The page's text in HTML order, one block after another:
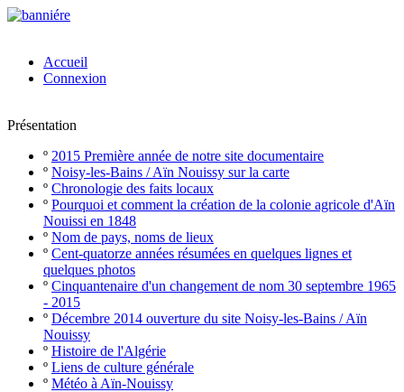
Accueil
Connexion
Présentation
º 2015 Première année de notre site documentaire
º Noisy-les-Bains / Aïn Nouissy sur la carte
º Chronologie des faits locaux
º Pourquoi et comment la création de la colonie agricole d'Aïn
Nouissi en 1848
º Nom de pays, noms de lieux
º Cent-quatorze années résumées en quelques lignes et
quelques photos
º Cinquantenaire d'un changement de nom 30 septembre 1965
- 2015
º Décembre 2014 ouverture du site Noisy-les-Bains / Aïn
Nouissy
º Histoire de l'Algérie
º Liens de culture générale
º Météo à Aïn-Nouissy